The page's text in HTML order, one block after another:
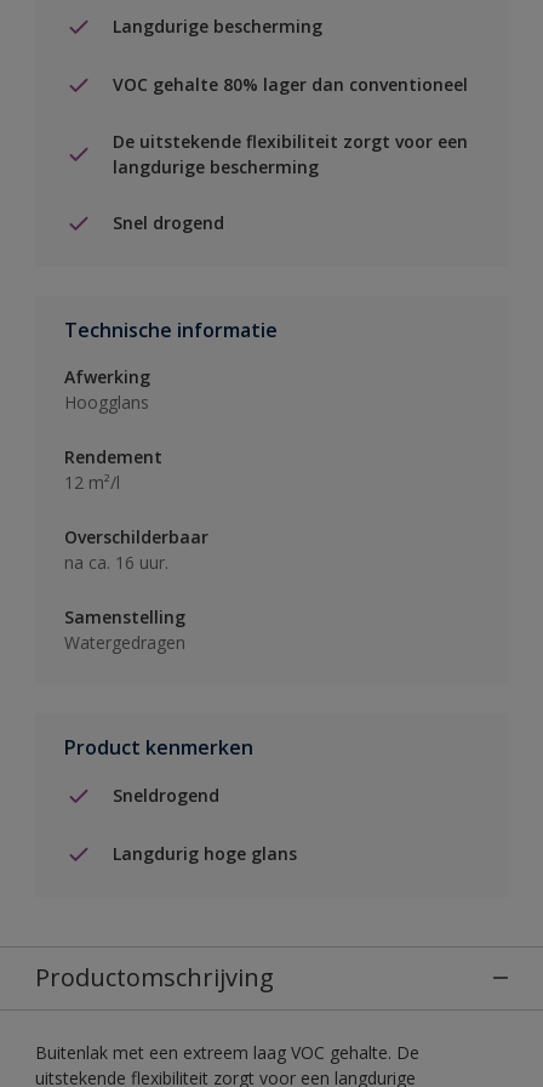
Langdurige bescherming
VOC gehalte 80% lager dan conventioneel
De uitstekende flexibiliteit zorgt voor een
langdurige bescherming
Snel drogend
Technische informatie
Afwerking
Hoogglans
Rendement
12 m²/l
Overschilderbaar
na ca. 16 uur.
Samenstelling
Watergedragen
Product kenmerken
Sneldrogend
Langdurig hoge glans
Productomschrijving
Buitenlak met een extreem laag VOC gehalte. De
uitstekende flexibiliteit zorgt voor een langdurige